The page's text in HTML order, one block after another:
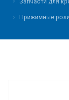
Прижимные